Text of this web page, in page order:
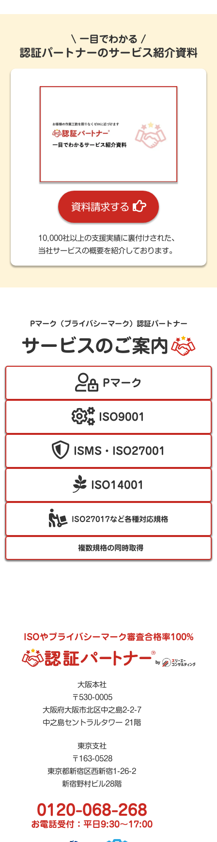
一目でわかる
認証パートナーのサービス紹介資料
資料請求する
10,000社以上の支援実績に裏付けされた、
当社サービスの概要を紹介しております。
Pマーク（プライバシーマーク）認証パートナー
サービスのご案内
Pマーク
ISO9001
ISMS・ISO27001
ISO14001
ISO27017など各種対応規格
複数規格の同時取得
ISOやプライバシーマーク審査合格率100%
大阪本社
〒530-0005
大阪府大阪市北区中之島2-2-7
中之島セントラルタワー 21階
東京支社
〒163-0528
東京都新宿区西新宿1-26-2
新宿野村ビル28階
0120-068-268
お電話受付：平日9:30〜17:00